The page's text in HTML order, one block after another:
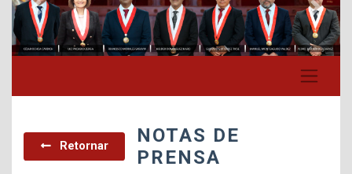
Previous Next
Retornar
NOTAS DE
PRENSA